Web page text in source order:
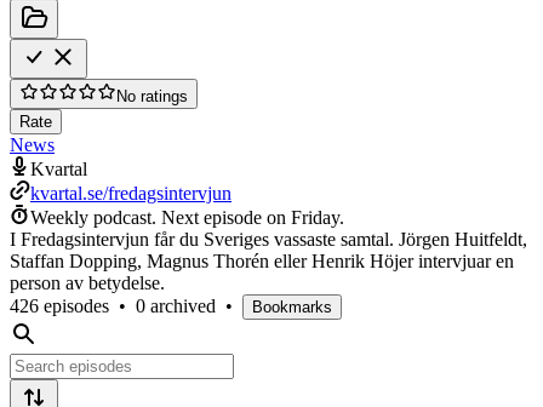
No ratings
Rate
News
Kvartal
kvartal.se/fredagsintervjun
Weekly podcast. Next episode on Friday.
I Fredagsintervjun får du Sveriges vassaste samtal. Jörgen Huitfeldt,
Staffan Dopping, Magnus Thorén eller Henrik Höjer intervjuar en
person av betydelse.
426 episodes • 0 archived • Bookmarks